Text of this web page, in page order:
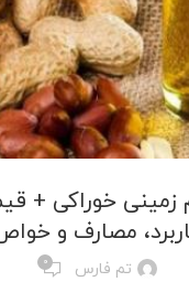
زمینی خوراکی +
مصارف و
تم فارس 0